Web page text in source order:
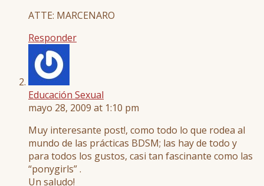
ATTE: MARCENARO
Responder
Educación Sexual
mayo 28, 2009 at 1:10 pm
Muy interesante post!, como todo lo que rodea al
mundo de las prácticas BDSM; las hay de todo y
para todos los gustos, casi tan fascinante como las
“ponygirls” .
Un saludo!